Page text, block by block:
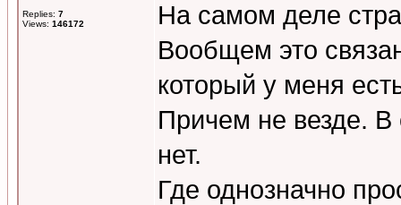
Replies: 7
Views: 146172
На самом деле
Вообщем это
который у меня
Причем не везде.
нет.
Где однозначно